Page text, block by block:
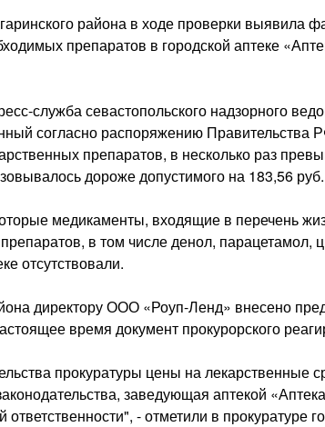
района в ходе проверки выявила
препаратов в городской аптеке
служба севастопольского надзорного
согласно распоряжению Правительства
препаратов, в несколько раз
дороже допустимого на 183,56 руб.
медикаменты, входящие в перечень
в том числе денол, парацетамол,
отсутствовали.
директору ООО «Роуп-Ленд» внесено
время документ прокурорского
прокуратуры цены на лекарственные
заведующая аптекой
- отметили в прокуратуре